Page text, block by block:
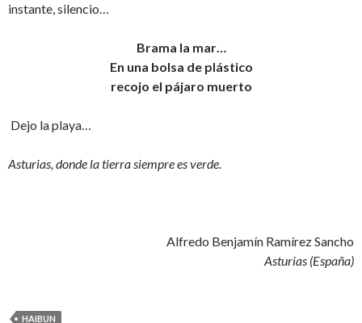
instante, silencio…
Brama la mar…
En una bolsa de plástico
recojo el pájaro muerto
Dejo la playa…
Asturias, donde la tierra siempre es verde.
Alfredo Benjamín Ramírez Sancho
Asturias (España)
HAIBUN